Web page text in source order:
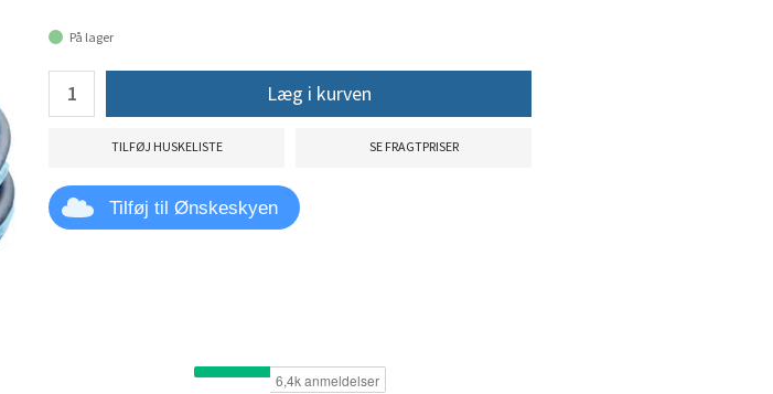
På lager
Læg i kurven
TILFØJ HUSKELISTE SE FRAGTPRISER
Tilføj til Ønskeskyen